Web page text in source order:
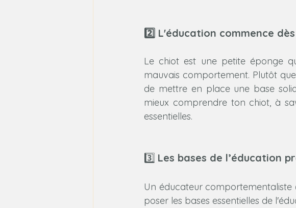
2️⃣ L'éducation commence
Le chiot est une petite éponge
mauvais comportement. Plutôt
de mettre en place une base
mieux comprendre ton chiot, à
essentielles.
3️⃣ Les bases de l’éducation
Un éducateur comportementaliste
poser les bases essentielles de